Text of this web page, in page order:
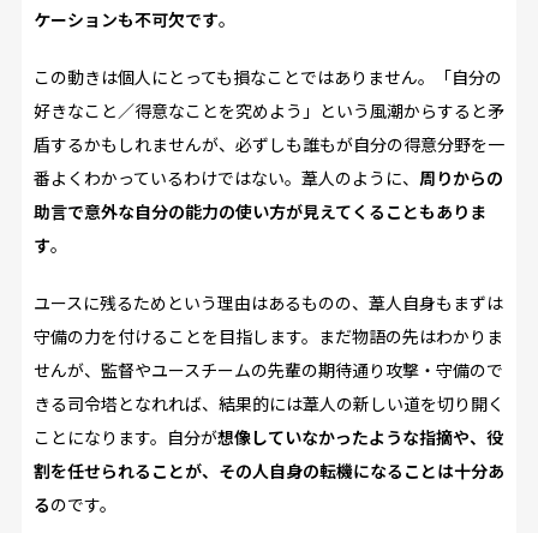
ケーションも不可欠です。
この動きは個人にとっても損なことではありません。「自分の
好きなこと／得意なことを究めよう」という風潮からすると矛
盾するかもしれませんが、必ずしも誰もが自分の得意分野を一
番よくわかっているわけではない。葦人のように、 周りからの
助言で意外な自分の能力の使い方が見えてくることもありま
す。
ユースに残るためという理由はあるものの、葦人自身もまずは
守備の力を付けることを目指します。まだ物語の先はわかりま
せんが、監督やユースチームの先輩の期待通り攻撃・守備ので
きる司令塔となれれば、結果的には葦人の新しい道を切り開く
ことになります。自分が想像していなかったような指摘や、役
割を任せられることが、その人自身の転機になることは十分あ
るのです。